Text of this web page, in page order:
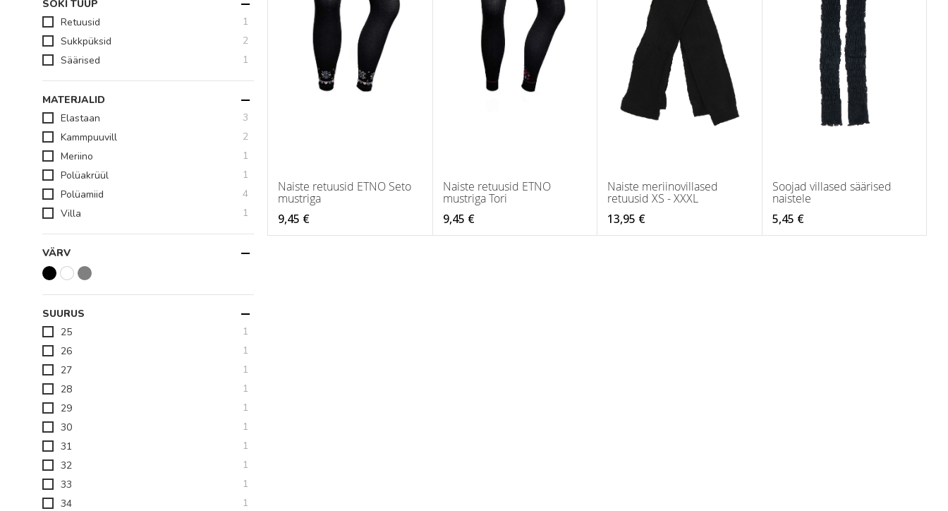
Naiste retuusid ETNO Seto
mustriga
9,45 €
Naiste retuusid ETNO
mustriga Tori
9,45 €
Naiste meriinovillased
retuusid XS - XXXL
13,95 €
Soojad villased säärised
naistele
5,45 €
SOKI TÜÜP
Retuusid
1
Sukkpüksid
2toodet
Säärised
1
MATERJALID
Elastaan
3
Kammpuuvill
2toodet
Meriino
1
Polüakrüül
1
Polüamiid
4toodet
Villa
1
VÄRV
SUURUS
25
1
26
1
27
1
28
1
29
1
30
1
31
1
32
1
33
1
34
1